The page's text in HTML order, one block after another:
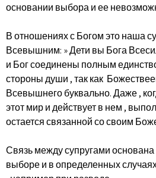
основании выбора и ее
В отношениях с Богом это наша
Всевышним: » Дети вы Бога
и Бог соединены полным
стороны души , так как
Всевышнего буквально. Даже ,
этот мир и действует в нем ,
остается связанной со своим
Связь между супругами
выборе и в определенных